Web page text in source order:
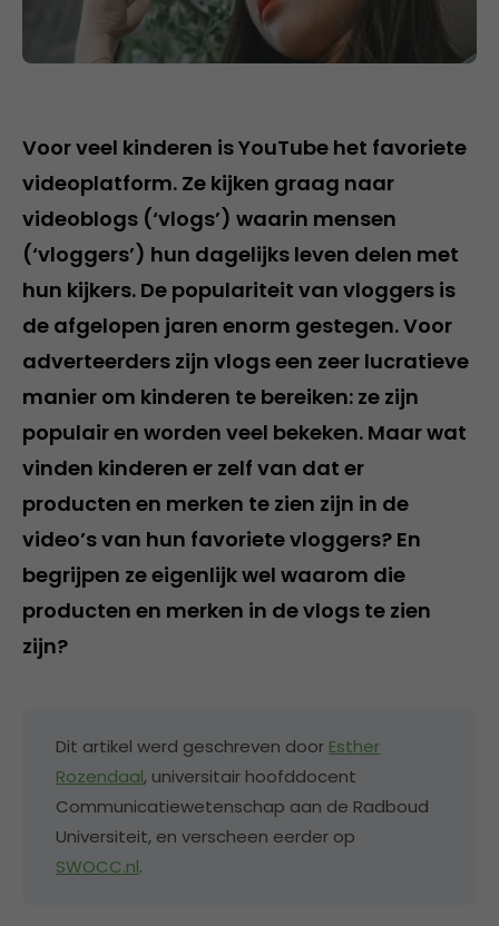
Voor veel kinderen is YouTube het favoriete
videoplatform. Ze kijken graag naar
videoblogs (‘vlogs’) waarin mensen
(‘vloggers’) hun dagelijks leven delen met
hun kijkers. De populariteit van vloggers is
de afgelopen jaren enorm gestegen. Voor
adverteerders zijn vlogs een zeer lucratieve
manier om kinderen te bereiken: ze zijn
populair en worden veel bekeken. Maar wat
vinden kinderen er zelf van dat er
producten en merken te zien zijn in de
video’s van hun favoriete vloggers? En
begrijpen ze eigenlijk wel waarom die
producten en merken in de vlogs te zien
zijn?
Dit artikel werd geschreven door Esther
Rozendaal, universitair hoofddocent
Communicatiewetenschap aan de Radboud
Universiteit, en verscheen eerder op
SWOCC.nl.